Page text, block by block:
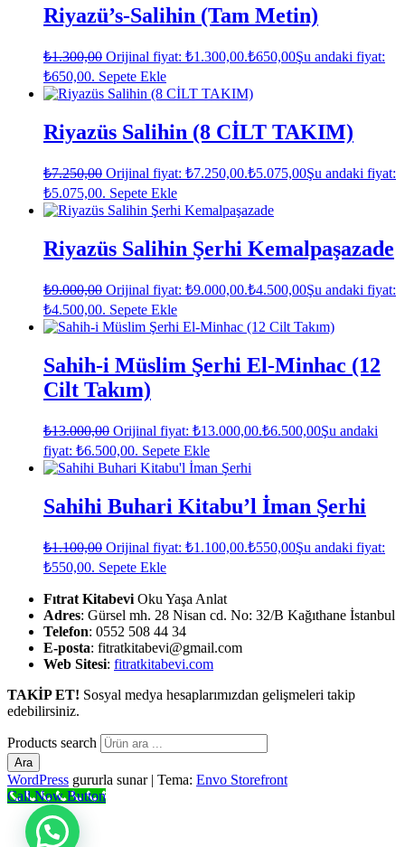
Riyazü’s-Salihin (Tam Metin)
₺1.300,00 Orijinal fiyat: ₺1.300,00.₺650,00Şu andaki fiyat:
₺650,00. Sepete Ekle
Riyazüs Salihin (8 CİLT TAKIM)
₺7.250,00 Orijinal fiyat: ₺7.250,00.₺5.075,00Şu andaki fiyat:
₺5.075,00. Sepete Ekle
Riyazüs Salihin Şerhi Kemalpaşazade
₺9.000,00 Orijinal fiyat: ₺9.000,00.₺4.500,00Şu andaki fiyat:
₺4.500,00. Sepete Ekle
Sahih-i Müslim Şerhi El-Minhac (12
Cilt Takım)
₺13.000,00 Orijinal fiyat: ₺13.000,00.₺6.500,00Şu andaki
fiyat: ₺6.500,00. Sepete Ekle
Sahihi Buhari Kitabu’l İman Şerhi
₺1.100,00 Orijinal fiyat: ₺1.100,00.₺550,00Şu andaki fiyat:
₺550,00. Sepete Ekle
Fıtrat Kitabevi Oku Yaşa Anlat
Adres: Gürsel mh. 28 Nisan cd. No: 32/B Kağıthane İstanbul
Telefon: 0552 508 44 34
E-posta: fitratkitabevi@gmail.com
Web Sitesi: fitratkitabevi.com
TAKİP ET! Sosyal medya hesaplarımızdan gelişmeleri takip
edebilirsiniz.
Products search
Ara
WordPress gururla sunar | Tema: Envo Storefront
Call Now Button